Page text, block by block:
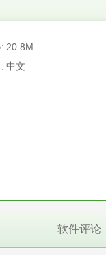
20.8M
中文
软件评论